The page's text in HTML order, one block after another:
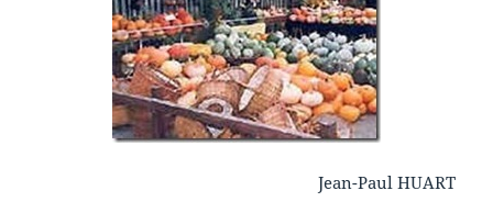
Jean-Paul HUART